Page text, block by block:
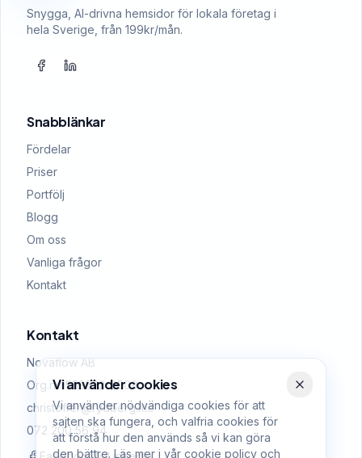
Snygga, AI-drivna hemsidor för lokala företag i
hela Sverige, från 199kr/mån.
Snabblänkar
Fördelar
Priser
Portfölj
Blogg
Om oss
Vanliga frågor
Kontakt
Kontakt
Novaflow AB
Org.nr: 559522-0509
christoffer@rydberg.me
072 200 56 94
Vi använder cookies
Vi använder nödvändiga cookies för att
sajten ska fungera, och valfria cookies för
att förstå hur den används så vi kan göra
den bättre. Läs mer i vår cookie policy och